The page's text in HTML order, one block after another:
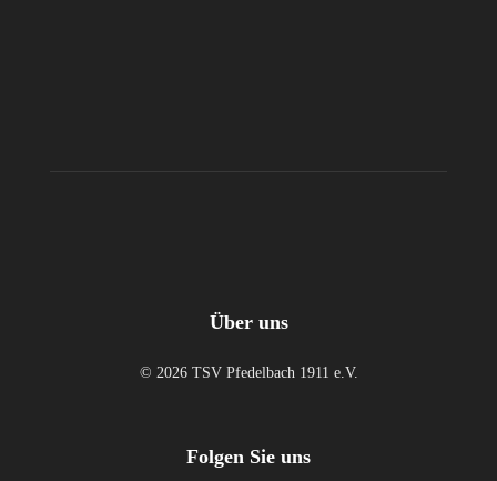
Über uns
© 2026 TSV Pfedelbach 1911 e.V.
Folgen Sie uns